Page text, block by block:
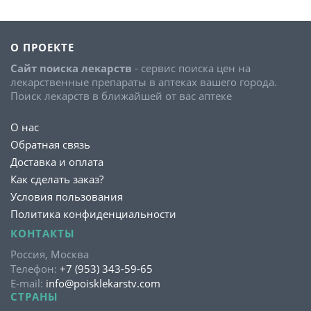
О ПРОЕКТЕ
Сайт поиска лекарств - сервис поиска цен на
лекарственные препараты в аптеках вашего города.
Поиск лекарств в ближайшей от вас аптеке
О нас
Обратная связь
Доставка и оплата
Как сделать заказ?
Условия пользования
Политика конфиденциальности
КОНТАКТЫ
Россия, Москва
Телефон: +7 (953) 343-59-65
E-mail: info@poisklekarstv.com
СТРАНЫ